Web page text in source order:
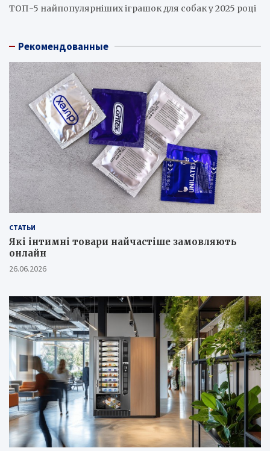
ТОП-5 найпопулярніших іграшок для собак у 2025 році
Рекомендованные
СТАТЬИ
Які інтимні товари найчастіше замовляють
онлайн
26.06.2026